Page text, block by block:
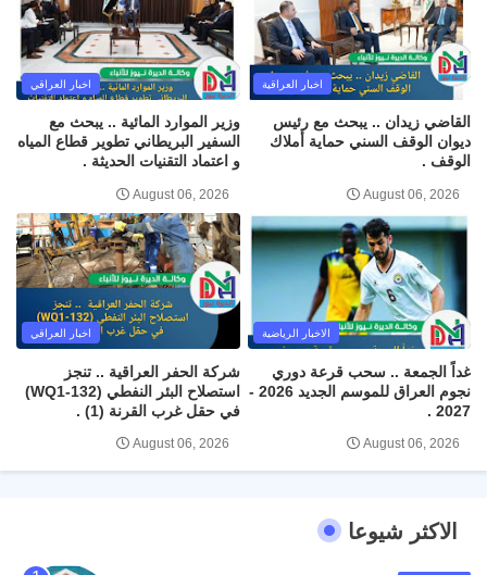
اخبار العراقية
القاضي زيدان .. يبحث مع رئيس
ديوان الوقف السني حماية أملاك
الوقف .
August 06, 2026
اخبار العراقي
وزير الموارد المائية .. يبحث مع
السفير البريطاني تطوير قطاع المياه
و اعتماد التقنيات الحديثة .
August 06, 2026
الاخبار الرياضية
غداً الجمعة .. سحب قرعة دوري
نجوم العراق للموسم الجديد 2026 -
2027 .
August 06, 2026
اخبار العراقي
شركة الحفر العراقية .. تنجز
استصلاح البئر النفطي (WQ1-132)
في حقل غرب القرنة (1) .
August 06, 2026
الاكثر شيوعا